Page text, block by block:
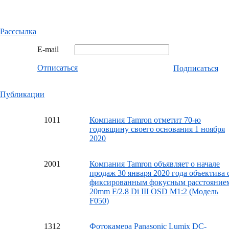
Расссылка
E-mail
Отписаться Подписаться
Публикации
1011
Компания Tamron отметит 70-ю
годовщину своего основания 1 ноября
2020
2001
Компания Tamron объявляет о начале
продаж 30 января 2020 года объектива
фиксированным фокусным
20mm F/2.8 Di III OSD M1:2 (Модель
F050)
1312 Фотокамера Panasonic Lumix DC-